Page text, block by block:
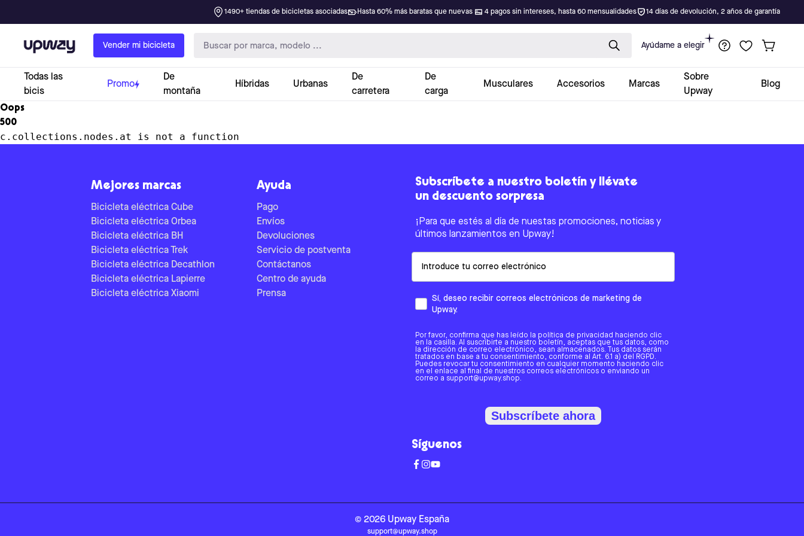
1490+ tiendas de bicicletas asociadas Hasta 60% más baratas que nuevas 4 pagos sin intereses, hasta 60 mensualidades 14 días de devolución, 2 años de garantía
Upway Vender mi bicicleta Ayúdame a elegir
Todas las
bicis
Promo
De
montaña
Híbridas Urbanas
De
carretera
De
carga
Musculares Accesorios Marcas
Sobre
Upway
Blog
Oops
500
c.collections.nodes.at is not a function
Mejores marcas
Bicicleta eléctrica Cube
Bicicleta eléctrica Orbea
Bicicleta eléctrica BH
Bicicleta eléctrica Trek
Bicicleta eléctrica Decathlon
Bicicleta eléctrica Lapierre
Bicicleta eléctrica Xiaomi
Ayuda
Pago
Envíos
Devoluciones
Servicio de postventa
Contáctanos
Centro de ayuda
Prensa
Subscríbete a nuestro boletín y llévate
un descuento sorpresa
¡Para que estés al día de nuestas promociones, noticias y
últimos lanzamientos en Upway!
Sí, deseo recibir correos electrónicos de marketing de
Upway.
Por favor, confirma que has leído la política de privacidad haciendo clic
en la casilla. Al suscribirte a nuestro boletín, aceptas que tus datos, como
la dirección de correo electrónico, sean almacenados. Tus datos serán
tratados en base a tu consentimiento, conforme al Art. 6.1 a) del RGPD.
Puedes revocar tu consentimiento en cualquier momento haciendo clic
en el enlace al final de nuestros correos electrónicos o enviando un
correo a support@upway.shop.
Subscríbete ahora
Síguenos
© 2026 Upway España
support@upway.shop